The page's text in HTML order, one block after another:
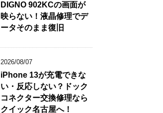
DIGNO 902KCの画面が
映らない！液晶修理でデ
ータそのまま復旧
2026/08/07
iPhone 13が充電できな
い・反応しない？ドック
コネクター交換修理なら
クイック名古屋へ！